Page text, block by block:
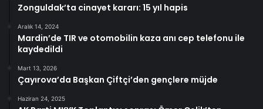
Zonguldak’ta cinayet kararı: 15 yıl hapis
Aralık 14, 2024
Mardin’de TIR ve otomobilin kaza anı cep telefonu ile
kaydedildi
Mart 13, 2026
Çayırova’da Başkan Çiftçi’den gençlere müjde
Haziran 24, 2025